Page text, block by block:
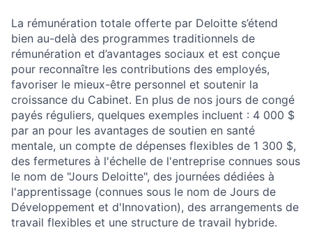
La rémunération totale offerte par Deloitte s’étend
bien au-delà des programmes traditionnels de
rémunération et d’avantages sociaux et est conçue
pour reconnaître les contributions des employés,
favoriser le mieux-être personnel et soutenir la
croissance du Cabinet. En plus de nos jours de congé
payés réguliers, quelques exemples incluent : 4 000 $
par an pour les avantages de soutien en santé
mentale, un compte de dépenses flexibles de 1 300 $,
des fermetures à l'échelle de l'entreprise connues sous
le nom de "Jours Deloitte", des journées dédiées à
l'apprentissage (connues sous le nom de Jours de
Développement et d'Innovation), des arrangements de
travail flexibles et une structure de travail hybride.